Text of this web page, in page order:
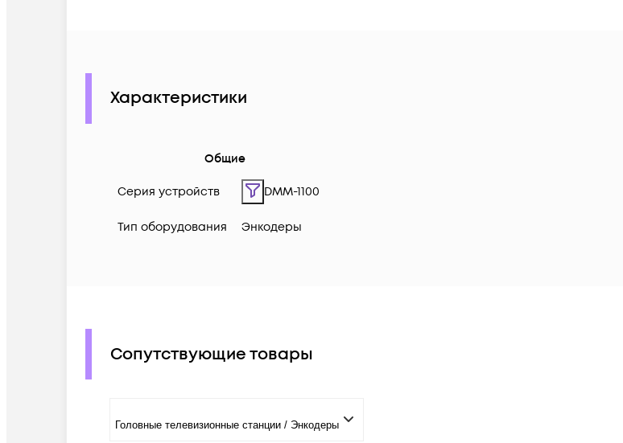
Характеристики
Общие
Серия устройств DMM-1100
Тип оборудования Энкодеры
Сопутствующие товары
Головные телевизионные станции / Энкодеры